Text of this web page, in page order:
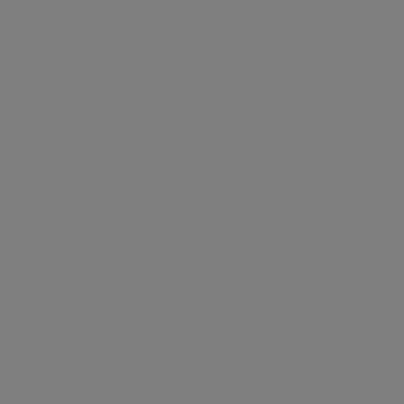
köszönhetően pedig egyszerűen megtalálhatja az igényeinek
kisebb méretű, különböző alakú, anyagú és felszereltségű